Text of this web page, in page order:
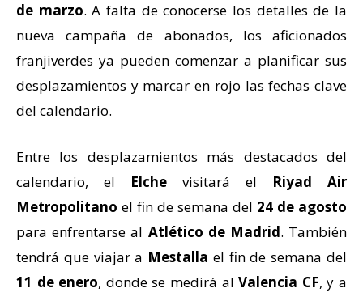
de marzo. A falta de conocerse los detalles de la
nueva campaña de abonados, los aficionados
franjiverdes ya pueden comenzar a planificar sus
desplazamientos y marcar en rojo las fechas clave
del calendario.
Entre los desplazamientos más destacados del
calendario, el Elche visitará el Riyad Air
Metropolitano el fin de semana del 24 de agosto
para enfrentarse al Atlético de Madrid. También
tendrá que viajar a Mestalla el fin de semana del
11 de enero, donde se medirá al Valencia CF, y a